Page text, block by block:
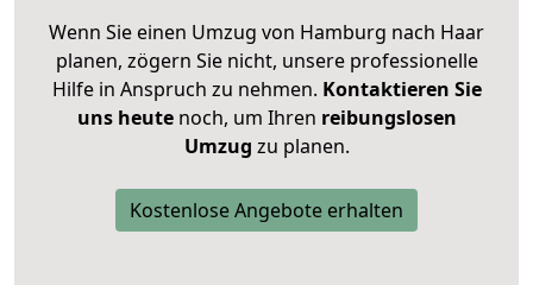
Wenn Sie einen Umzug von Hamburg nach Haar
planen, zögern Sie nicht, unsere professionelle
Hilfe in Anspruch zu nehmen. Kontaktieren Sie
uns heutenoch, um Ihren reibungslosen
Umzug zu planen.
Kostenlose Angebote erhalten